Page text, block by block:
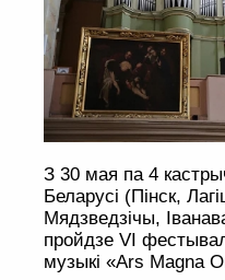
З 30 мая па 4
Беларусі (Пінск,
Мядзведзічы,
пройдзе VI
музыкі «Ars Magna